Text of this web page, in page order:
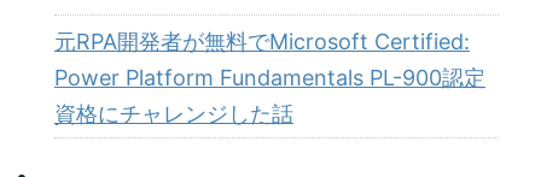
元RPA開発者が無料でMicrosoft Certified:
Power Platform Fundamentals PL-900認定
資格にチャレンジした話